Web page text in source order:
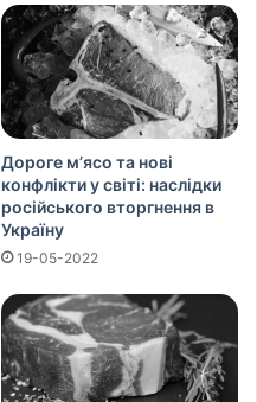
Дороге м’ясо та нові
конфлікти у світі: наслідки
російського вторгнення в
Україну
19-05-2022